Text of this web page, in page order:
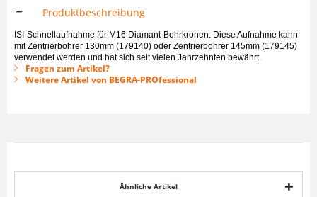
Produktbeschreibung
ISI-Schnellaufnahme für M16 Diamant-Bohrkronen. Diese Aufnahme kann
mit Zentrierbohrer 130mm (179140) oder Zentrierbohrer 145mm (179145)
verwendet werden und hat sich seit vielen Jahrzehnten bewährt.
Fragen zum Artikel?
Weitere Artikel von BEGRA-PROfessional
Ähnliche Artikel